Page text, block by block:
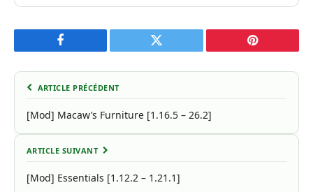
Facebook Twitter Pinterest
ARTICLE PRÉCÉDENT
[Mod] Macaw’s Furniture [1.16.5 – 26.2]
ARTICLE SUIVANT
[Mod] Essentials [1.12.2 – 1.21.1]